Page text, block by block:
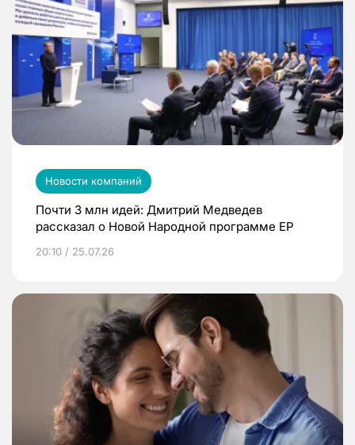
Новости компаний
Почти 3 млн идей: Дмитрий Медведев
рассказал о Новой Народной программе ЕР
20:10 / 25.07.26